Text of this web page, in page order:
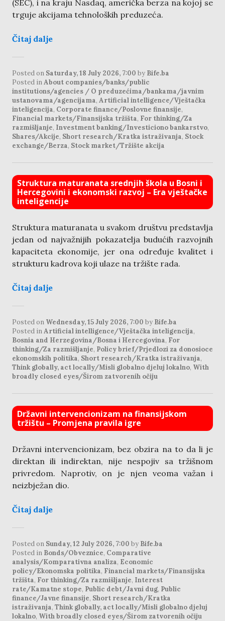
(SEC), i na kraju Nasdaq, američka berza na kojoj se
trguje akcijama tehnoloških preduzeća.
Čitaj dalje
Posted on Saturday, 18 July 2026, 7:00 by Bife.ba
Posted inAbout companies/banks/public
institutions/agencies / O preduzećima/bankama/javnim
ustanovama/agencijama, Artificial intelligence/Vještačka
inteligencija, Corporate finance/Poslovne finansije,
Financial markets/Finansijska tržišta, For thinking/Za
razmišljanje, Investment banking/Investiciono bankarstvo,
Shares/Akcije, Short research/Kratka istraživanja, Stock
exchange/Berza, Stock market/Tržište akcija
Struktura maturanata srednjih škola u Bosni i
Hercegovini i ekonomski razvoj – Era vještačke
inteligencije
Struktura maturanata u svakom društvu predstavlja
jedan od najvažnijih pokazatelja budućih razvojnih
kapaciteta ekonomije, jer ona određuje kvalitet i
strukturu kadrova koji ulaze na tržište rada.
Čitaj dalje
Posted on Wednesday, 15 July 2026, 7:00 by Bife.ba
Posted inArtificial intelligence/Vještačka inteligencija,
Bosnia and Herzegovina/Bosna i Hercegovina, For
thinking/Za razmišljanje, Policy brief/Prjedlozi za donosioce
ekonomskih politika, Short research/Kratka istraživanja,
Think globally, act locally/Misli globalno djeluj lokalno, With
broadly closed eyes/Širom zatvorenih očiju
Državni intervencionizam na finansijskom
tržištu – Promjena pravila igre
Državni intervencionizam, bez obzira na to da li je
direktan ili indirektan, nije nespojiv sa tržišnom
privredom. Naprotiv, on je njen veoma važan i
neizbježan dio.
Čitaj dalje
Posted on Sunday, 12 July 2026, 7:00 by Bife.ba
Posted in Bonds/Obveznice, Comparative
analysis/Komparativna analiza, Economic
policy/Ekonomska politika, Financial markets/Finansijska
tržišta, For thinking/Za razmišljanje, Interest
rate/Kamatne stope, Public debt/Javni dug, Public
finance/Javne finansije, Short research/Kratka
istraživanja, Think globally, act locally/Misli globalno djeluj
lokalno, With broadly closed eyes/Širom zatvorenih očiju